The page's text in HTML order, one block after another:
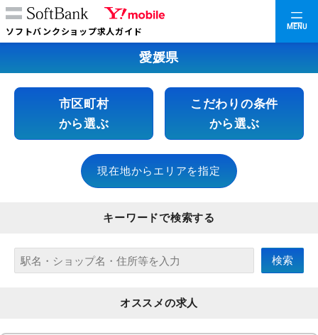
ソフトバンクショップ求人ガイド MENU
愛媛県
市区町村
から選ぶ
こだわりの条件
から選ぶ
現在地からエリアを指定
キーワードで検索する
オススメの求人